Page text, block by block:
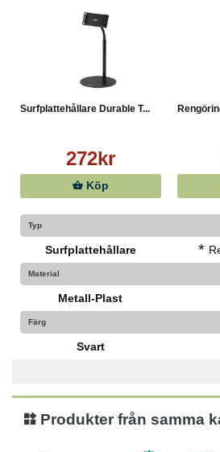
Surfplattehållare Durable T...
272kr
Köp
Typ
Surfplattehållare *
Material
Metall-Plast
Färg
Svart
Produkter från samma